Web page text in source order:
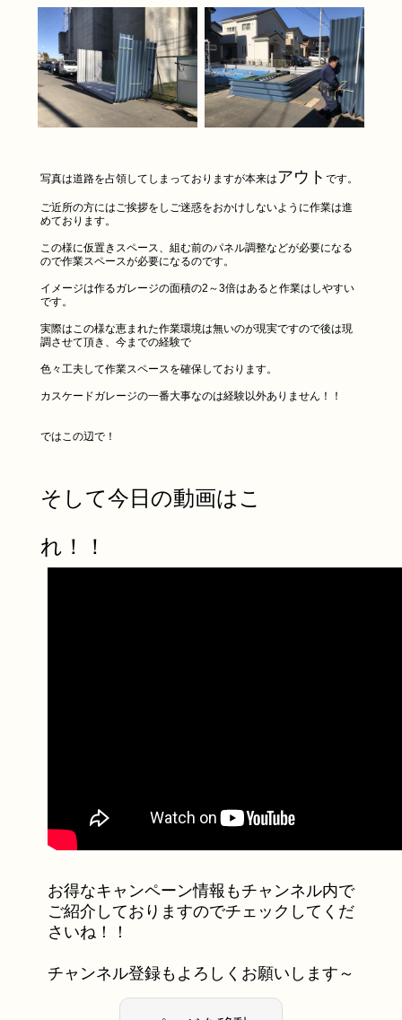
写真は道路を占領してしまっておりますが本来はアウトです。
ご近所の方にはご挨拶をしご迷惑をおかけしないように作業は進
めております。
この様に仮置きスペース、組む前のパネル調整などが必要になる
ので作業スペースが必要になるのです。
イメージは作るガレージの面積の2～3倍はあると作業はしやすい
です。
実際はこの様な恵まれた作業環境は無いのが現実ですので後は現
調させて頂き、今までの経験で
色々工夫して作業スペースを確保しております。
カスケードガレージの一番大事なのは経験以外ありません！！
ではこの辺で！
そして今日の動画はこ
れ！！
お得なキャンペーン情報もチャンネル内で
ご紹介しておりますのでチェックしてくだ
さいね！！
チャンネル登録もよろしくお願いします～